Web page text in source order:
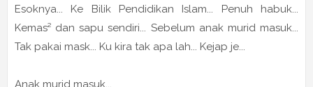
Esoknya... Ke Bilik Pendidikan Islam... Penuh habuk...
Kemas² dan sapu sendiri... Sebelum anak murid masuk...
Tak pakai mask... Ku kira tak apa lah... Kejap je...
Anak murid masuk...